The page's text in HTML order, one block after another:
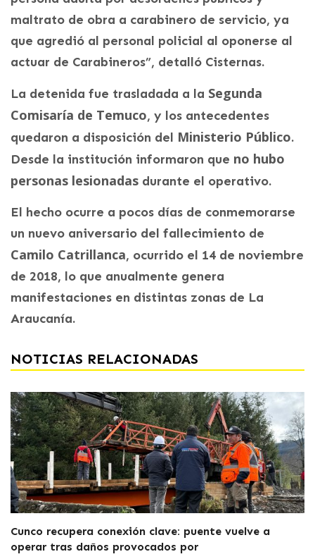
maltrato de obra a carabinero de servicio, ya
que agredió al personal policial al oponerse al
actuar de Carabineros”, detalló Cisternas.
La detenida fue trasladada a la Segunda
Comisaría de Temuco, y los antecedentes
quedaron a disposición del Ministerio Público.
Desde la institución informaron que no hubo
personas lesionadas durante el operativo.
El hecho ocurre a pocos días de conmemorarse
un nuevo aniversario del fallecimiento de
Camilo Catrillanca, ocurrido el 14 de noviembre
de 2018, lo que anualmente genera
manifestaciones en distintas zonas de La
Araucanía.
NOTICIAS RELACIONADAS
Cunco recupera conexión clave: puente vuelve a
operar tras daños provocados por